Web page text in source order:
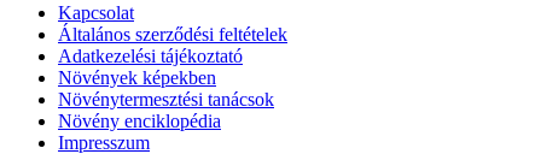
Kapcsolat
Általános szerződési feltételek
Adatkezelési tájékoztató
Növények képekben
Növénytermesztési tanácsok
Növény enciklopédia
Impresszum